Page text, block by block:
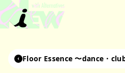
Floor Essence 〜dance・